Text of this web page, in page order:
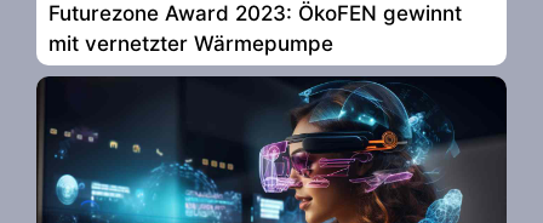
Futurezone Award 2023: ÖkoFEN gewinnt
mit vernetzter Wärmepumpe